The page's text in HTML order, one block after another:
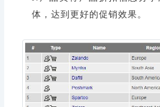
体，达到更好的促销效果。